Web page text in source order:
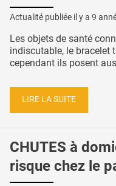
Actualité publiée il y a 9
Les objets de santé
indiscutable, le bracelet
cependant ils posent
LIRE LA SUITE
CHUTES à
risque chez le